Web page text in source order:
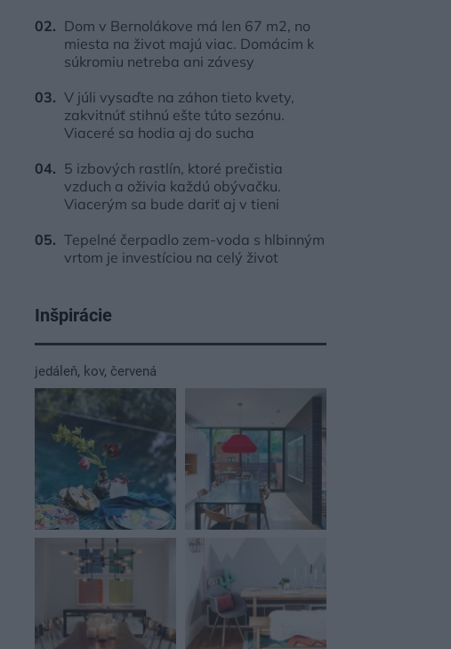
Dom v Bernolákove má len 67 m2, no
miesta na život majú viac. Domácim k
súkromiu netreba ani závesy
V júli vysaďte na záhon tieto kvety,
zakvitnúť stihnú ešte túto sezónu.
Viaceré sa hodia aj do sucha
5 izbových rastlín, ktoré prečistia
vzduch a oživia každú obývačku.
Viacerým sa bude dariť aj v tieni
Tepelné čerpadlo zem-voda s hlbinným
vrtom je investíciou na celý život
Inšpirácie
jedáleň, kov, červená